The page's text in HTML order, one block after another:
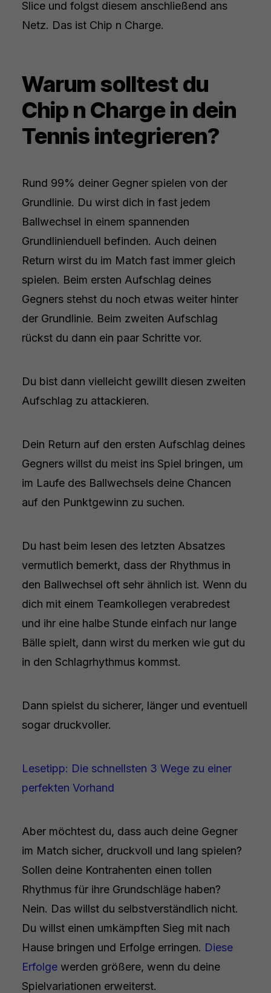
Slice und folgst diesem anschließend ans
Netz. Das ist Chip n Charge.
Warum solltest du
Chip n Charge in dein
Tennis integrieren?
Rund 99% deiner Gegner spielen von der
Grundlinie. Du wirst dich in fast jedem
Ballwechsel in einem spannenden
Grundlinienduell befinden. Auch deinen
Return wirst du im Match fast immer gleich
spielen. Beim ersten Aufschlag deines
Gegners stehst du noch etwas weiter hinter
der Grundlinie. Beim zweiten Aufschlag
rückst du dann ein paar Schritte vor.
Du bist dann vielleicht gewillt diesen zweiten
Aufschlag zu attackieren.
Dein Return auf den ersten Aufschlag deines
Gegners willst du meist ins Spiel bringen, um
im Laufe des Ballwechsels deine Chancen
auf den Punktgewinn zu suchen.
Du hast beim lesen des letzten Absatzes
vermutlich bemerkt, dass der Rhythmus in
den Ballwechsel oft sehr ähnlich ist. Wenn du
dich mit einem Teamkollegen verabredest
und ihr eine halbe Stunde einfach nur lange
Bälle spielt, dann wirst du merken wie gut du
in den Schlagrhythmus kommst.
Dann spielst du sicherer, länger und eventuell
sogar druckvoller.
Lesetipp: Die schnellsten 3 Wege zu einer
perfekten Vorhand
Aber möchtest du, dass auch deine Gegner
im Match sicher, druckvoll und lang spielen?
Sollen deine Kontrahenten einen tollen
Rhythmus für ihre Grundschläge haben?
Nein. Das willst du selbstverständlich nicht.
Du willst einen umkämpften Sieg mit nach
Hause bringen und Erfolge erringen. Diese
Erfolgewerden größere, wenn du deine
Spielvariationen erweiterst.